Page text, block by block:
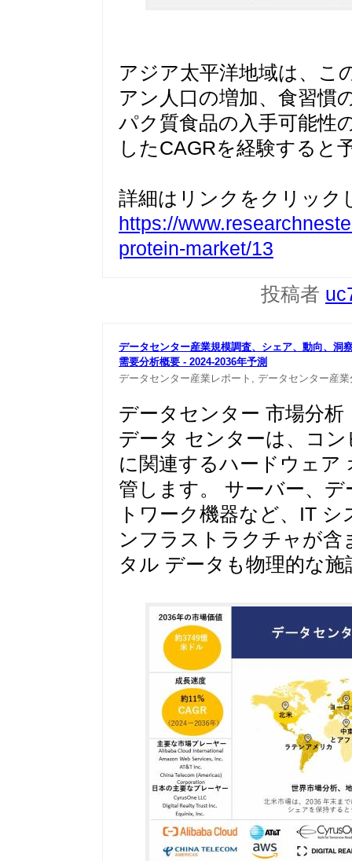
アジア太平洋地域は、こ
アン人口の増加、食習慣
パク質食品の入手可能性
したCAGRを経験すると
詳細はリンクをクリック
https://
protein-market/13
投稿者
データセンター産業規模調査、シェア、動向、洞
需要分析概要 - 2024-2036年予測
データセンター産業レポート, データセンター産
データセンター 市場分析
データ センターは、コ
に関連するハードウェア
管します。 サーバー、
トワーク機器など、IT
ンフラストラクチャが
タル データも物理的な